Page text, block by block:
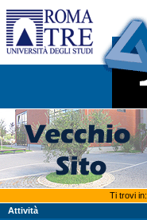
Ti trovi in:
Attività